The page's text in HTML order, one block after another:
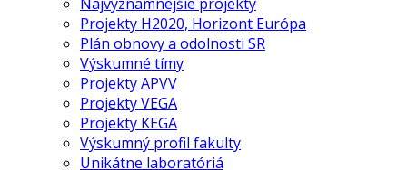
Najvýznamnejšie projekty
Projekty H2020, Horizont Európa
Plán obnovy a odolnosti SR
Výskumné tímy
Projekty APVV
Projekty VEGA
Projekty KEGA
Výskumný profil fakulty
Unikátne laboratóriá